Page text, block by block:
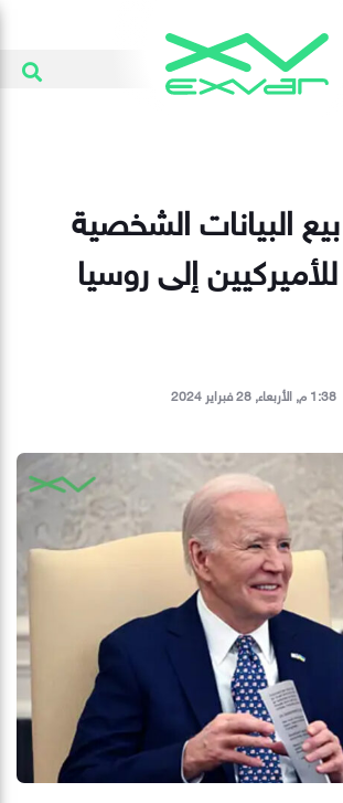
البيانات الشخصية
إلى روسيا
1:38 م, الأربعاء, 28 فبراير 2024